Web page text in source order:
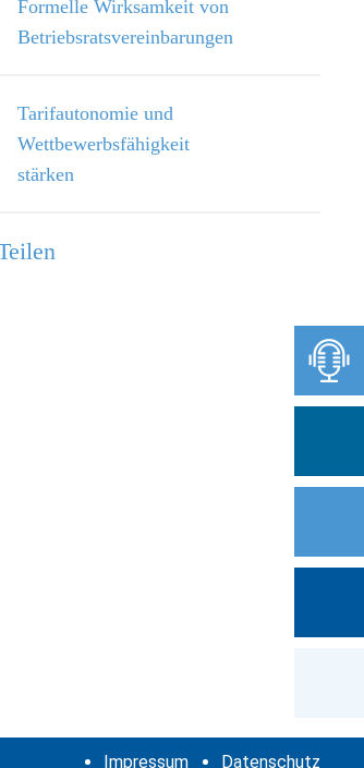
Formelle Wirksamkeit von
Betriebsratsvereinbarungen
Tarifautonomie und
Wettbewerbsfähigkeit
stärken
Impressum Datenschutz